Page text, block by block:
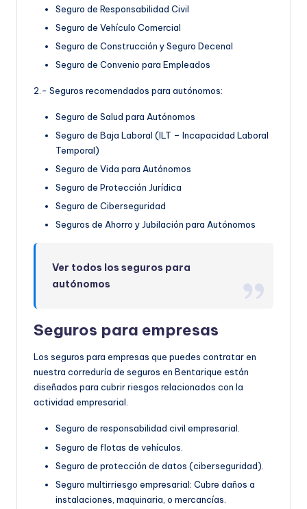
Seguro de Responsabilidad Civil
Seguro de Vehículo Comercial
Seguro de Construcción y Seguro Decenal
Seguro de Convenio para Empleados
2.- Seguros recomendados para autónomos:
Seguro de Salud para Autónomos
Seguro de Baja Laboral (ILT – Incapacidad Laboral
Temporal)
Seguro de Vida para Autónomos
Seguro de Protección Jurídica
Seguro de Ciberseguridad
Seguros de Ahorro y Jubilación para Autónomos
Ver todos los seguros para
autónomos
Seguros para empresas
Los seguros para empresas que puedes contratar en
nuestra correduría de seguros en Bentarique están
diseñados para cubrir riesgos relacionados con la
actividad empresarial.
Seguro de responsabilidad civil empresarial.
Seguro de flotas de vehículos.
Seguro de protección de datos (ciberseguridad).
Seguro multirriesgo empresarial: Cubre daños a
instalaciones, maquinaria, o mercancías.